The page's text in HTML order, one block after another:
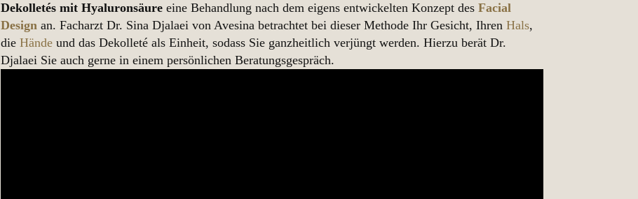
Dekolletés mit Hyaluronsäure eine Behandlung nach dem eigens entwickelten Konzept desFacial
Design an. Facharzt Dr. Sina Djalaei von Avesina betrachtet bei dieser Methode Ihr Gesicht, IhrenHals,
dieHände und das Dekolleté als Einheit, sodass Sie ganzheitlich verjüngt werden. Hierzu berät Dr.
Djalaei Sie auch gerne in einem persönlichen Beratungsgespräch.